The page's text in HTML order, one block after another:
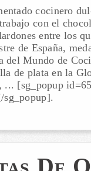
cocinero
con el
entre los
de España,
del Mundo de
de plata en la
... [sg_popup
sg_popup].